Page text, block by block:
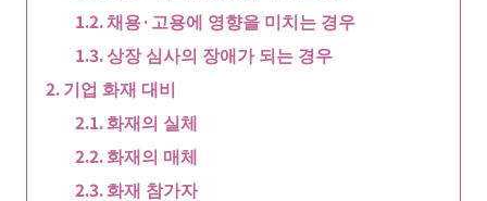
채용·고용에 영향을 미치는 경우
상장 심사의 장애가 되는 경우
기업 화재 대비
화재의 실체
화재의 매체
화재 참가자